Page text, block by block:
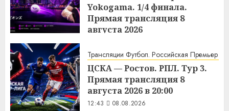
Yokogama. 1/4 финала.
Прямая трансляция 8
августа 2026
Трансляции Футбол. Российская Премьер
ЦСКА — Ростов. РПЛ. Тур 3.
Прямая трансляция 8
августа 2026 в 20:00
12:43 08.08.2026